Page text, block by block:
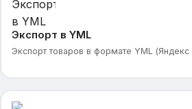
Экспорт в YML
Экспорт товаров в формате YML (Яндекс